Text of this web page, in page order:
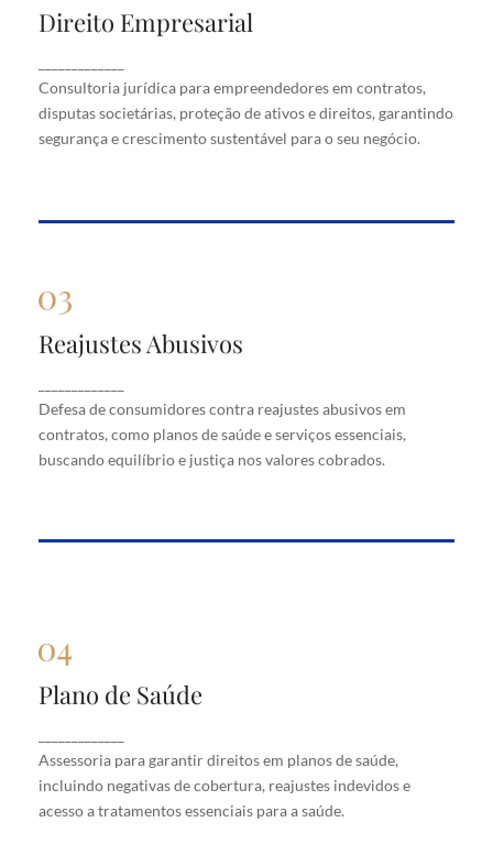
Direito Empresarial
Consultoria jurídica para empreendedores em contratos,
disputas societárias, proteção de ativos e direitos, garantindo
segurança e crescimento sustentável para o seu negócio.
Direito Empresarial
contratos, disputas societárias, proteção de ativos
e direitos, garantindo segurança e crescimento
sustentável para o seu negócio.
Reajustes Abusivos
Defesa de consumidores contra reajustes abusivos em
contratos, como planos de saúde e serviços essenciais,
buscando equilíbrio e justiça nos valores cobrados.
Reajustes Abusivos
em contratos, como planos de saúde e serviços
essenciais, buscando equilíbrio e justiça nos valores
cobrados.
Plano de Saúde
Assessoria para garantir direitos em planos de saúde,
incluindo negativas de cobertura, reajustes indevidos e
acesso a tratamentos essenciais para a saúde.
Plano de Saúde
saúde, incluindo negativas de cobertura, reajustes
indevidos e acesso a tratamentos essenciais para a
saúde.